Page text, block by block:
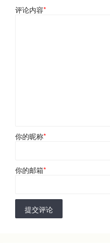
评论内容*
你的昵称*
你的邮箱*
提交评论